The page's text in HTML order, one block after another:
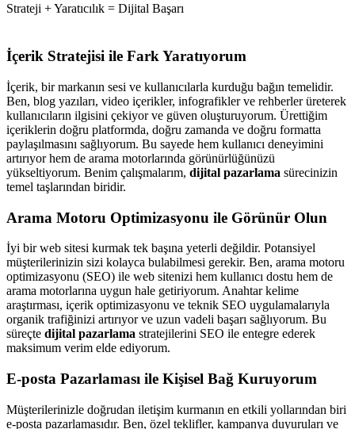
Strateji + Yaratıcılık = Dijital Başarı
İçerik Stratejisi ile Fark Yaratıyorum
İçerik, bir markanın sesi ve kullanıcılarla kurduğu bağın temelidir.
Ben, blog yazıları, video içerikler, infografikler ve rehberler üreterek
kullanıcıların ilgisini çekiyor ve güven oluşturuyorum. Ürettiğim
içeriklerin doğru platformda, doğru zamanda ve doğru formatta
paylaşılmasını sağlıyorum. Bu sayede hem kullanıcı deneyimini
artırıyor hem de arama motorlarında görünürlüğünüzü
yükseltiyorum. Benim çalışmalarım, dijital pazarlama sürecinizin
temel taşlarından biridir.
Arama Motoru Optimizasyonu ile Görünür Olun
İyi bir web sitesi kurmak tek başına yeterli değildir. Potansiyel
müşterilerinizin sizi kolayca bulabilmesi gerekir. Ben, arama motoru
optimizasyonu (SEO) ile web sitenizi hem kullanıcı dostu hem de
arama motorlarına uygun hale getiriyorum. Anahtar kelime
araştırması, içerik optimizasyonu ve teknik SEO uygulamalarıyla
organik trafiğinizi artırıyor ve uzun vadeli başarı sağlıyorum. Bu
süreçte dijital pazarlama stratejilerini SEO ile entegre ederek
maksimum verim elde ediyorum.
E-posta Pazarlaması ile Kişisel Bağ Kuruyorum
Müşterilerinizle doğrudan iletişim kurmanın en etkili yollarından biri
e-posta pazarlamasıdır. Ben, özel teklifler, kampanya duyuruları ve